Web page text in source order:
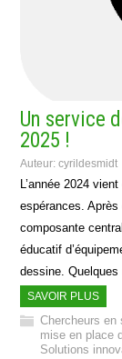
Un service
2025 !
Auteur:cyrildesmidt
L’année 2024
espérances.
composante
éducatif
dessine.
SAVOIR PLUS
Chercheurs
mise en place
Solutions